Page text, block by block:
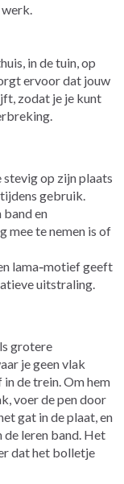
in de tuin, op
ervoor dat jouw
zodat je je kunt
op zijn plaats
gebruik.
band en
mee te nemen is of
lama‑motief geeft
uitstraling.
grotere
je geen vlak
de trein. Om hem
voer de pen door
gat in de plaat, en
de leren band. Het
dat het bolletje